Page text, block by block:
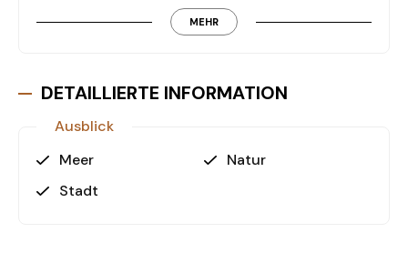
Wohnbereich ist perfekt für gesellige Abende und
Badezimmer.
von 3 Balkonen und einer großzügigen Terrasse.
- Möblierung: Die Wohnung ist komplett möbliert
sofortiges Wohlfühlambiente.
MEHR
DETAILLIERTE INFORMATION
Ausblick
Meer
Natur
Stadt